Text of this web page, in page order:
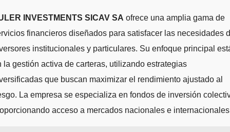
INVESTMENTS SICAV SA ofrece una amplia gama de
financieros diseñados para satisfacer las necesidades
institucionales y particulares. Su enfoque principal
la gestión activa de carteras, utilizando estrategias
que buscan maximizar el rendimiento ajustado al
La empresa se especializa en fondos de inversión
acceso a mercados nacionales e